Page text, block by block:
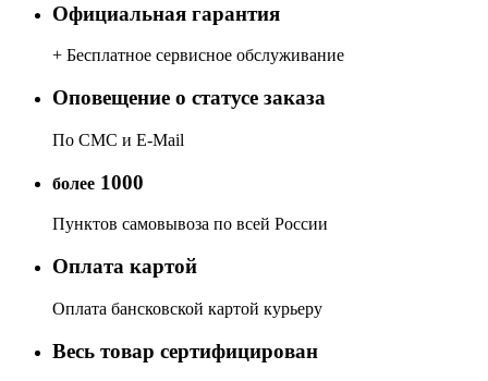
Официальная гарантия
+ Бесплатное сервисное обслуживание
Оповещение о статусе заказа
По СМС и E-Mail
более 1000
Пунктов самовывоза по всей России
Оплата картой
Оплата бансковской картой курьеру
Весь товар сертифицирован